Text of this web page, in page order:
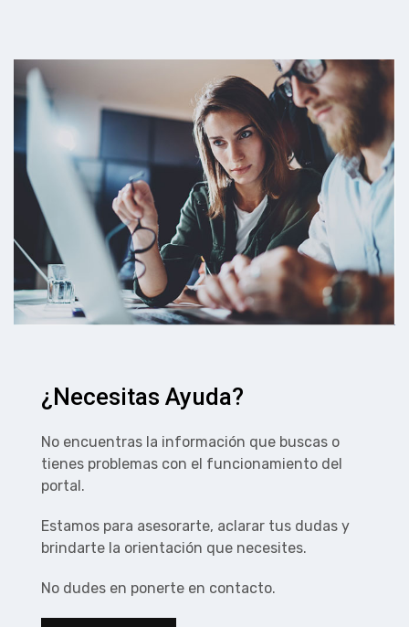
¿Necesitas Ayuda?
No encuentras la información que buscas o
tienes problemas con el funcionamiento del
portal.
Estamos para asesorarte, aclarar tus dudas y
brindarte la orientación que necesites.
No dudes en ponerte en contacto.